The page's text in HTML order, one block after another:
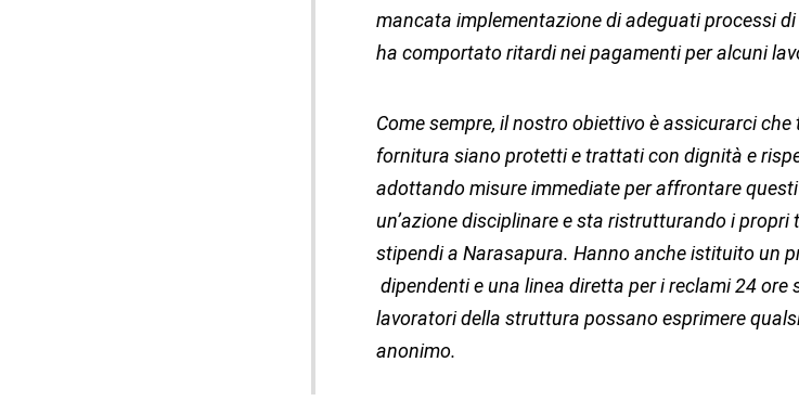
mancata implementazione di adeguati processi di
ha comportato ritardi nei pagamenti per alcuni
Come sempre, il nostro obiettivo è assicurarci
fornitura siano protetti e trattati con dignità e
adottando misure immediate per affrontare
un’azione disciplinare e sta ristrutturando i
stipendi a Narasapura. Hanno anche istituito un
dipendenti e una linea diretta per i reclami 24
lavoratori della struttura possano esprimere
anonimo.